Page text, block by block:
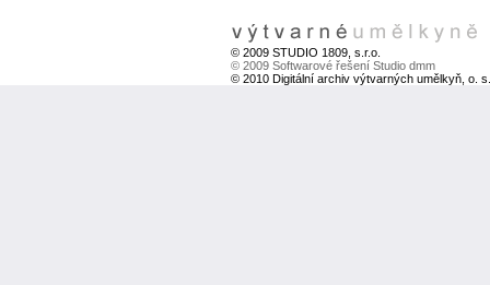
© 2009 STUDIO 1809, s.r.o.
© 2009 Softwarové řešení Studio dmm
© 2010 Digitální archiv výtvarných umělkyň, o. s.